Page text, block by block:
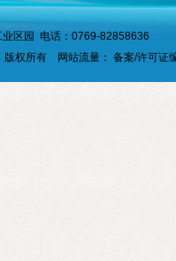
业区园 电话：0769-82858636
版权所有 网站流量： 备案/许可证